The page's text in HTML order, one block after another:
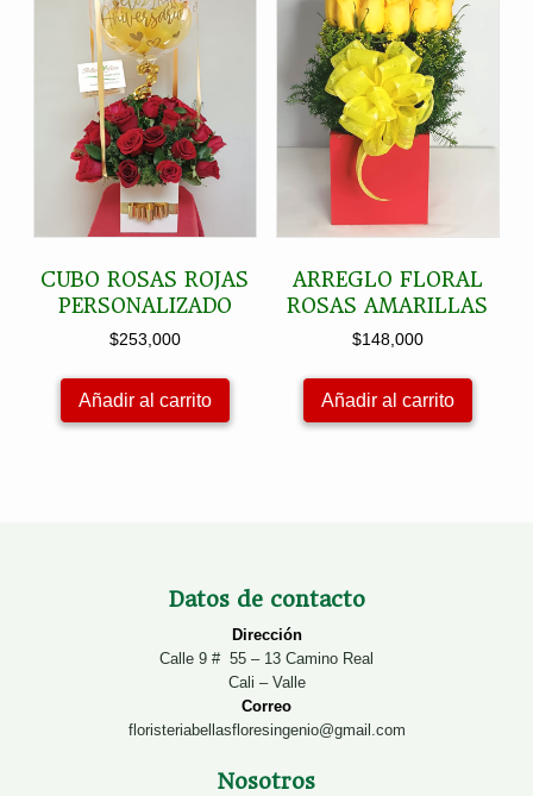
CUBO ROSAS ROJAS
PERSONALIZADO
$253,000
Añadir al carrito
ARREGLO FLORAL
ROSAS AMARILLAS
$148,000
Añadir al carrito
Datos de contacto
Dirección
Calle 9 # 55 – 13 Camino Real
Cali – Valle
Correo
floristeriabellasfloresingenio@gmail.com
Nosotros